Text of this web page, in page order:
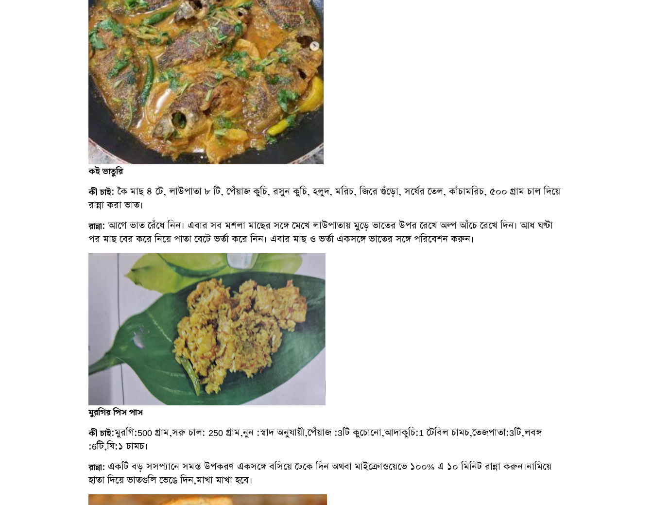
কইভাতুরি
কী চাই: কৈ মাছ ৪ টে, লাউপাতা ৮ টি, পেঁয়াজ কুচি, রসুন কুচি, হলুদ, মরিচ, জিরে গুঁড়ো, সর্ষের তেল, কাঁচামরিচ, ৫০০ গ্রাম চাল দিয়ে
রান্না করা ভাত।
রান্না: আগে ভাত রেঁধে নিন। এবার সব মশলা মাছের সঙ্গে মেখে লাউপাতায় মুড়ে ভাতের উপর রেখে অল্প আঁচে রেখে দিন। আধ ঘণ্টা
পর মাছ বের করে নিয়ে পাতা বেটে ভর্তা করে নিন। এবার মাছ ও ভর্তা একসঙ্গে ভাতের সঙ্গে পরিবেশন করুন।
মুরগিরপিসপাস
কী চাই:মুরগি:500 গ্রাম,সরু চাল: 250 গ্রাম,নুন :স্বাদ অনুযায়ী,পেঁয়াজ :3টি কুচোনো,আদাকুচি:1 টেবিল চামচ,তেজপাতা:3টি,লবঙ্গ
:6টি,ঘি:১ চামচ।
রান্না: একটি বড় সসপ্যানে সমস্ত উপকরণ একসঙ্গে বসিয়ে ঢেকে দিন অথবা মাইক্রোওয়েভে ১০০% এ ১০ মিনিট রান্না করুন।নামিয়ে
হাতা দিয়ে ভাতগুলি ভেঙে দিন,মাখা মাখা হবে।